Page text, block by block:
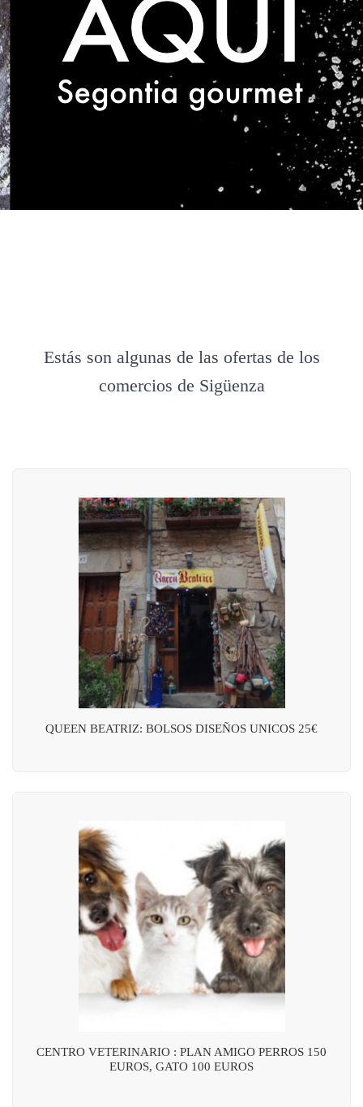
Estás son algunas de las ofertas de los
comercios de Sigüenza
QUEEN BEATRIZ: BOLSOS DISEÑOS UNICOS 25€
CENTRO VETERINARIO : PLAN AMIGO PERROS 150
EUROS, GATO 100 EUROS